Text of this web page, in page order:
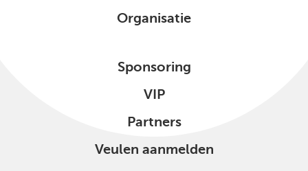
Organisatie
Sponsoring
VIP
Partners
Veulen aanmelden